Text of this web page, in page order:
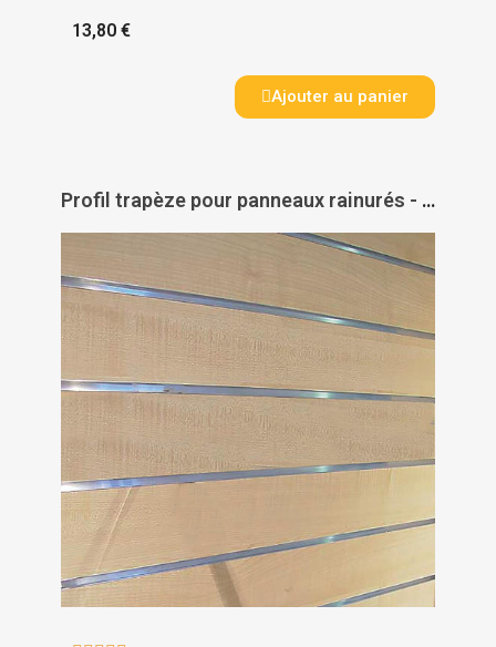
13,80 €
Ajouter au panier
Profil trapèze pour panneaux rainurés - PAS DE MARQUE